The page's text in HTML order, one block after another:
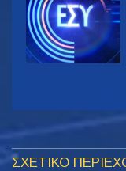
ΣΧΕΤΙΚΟ